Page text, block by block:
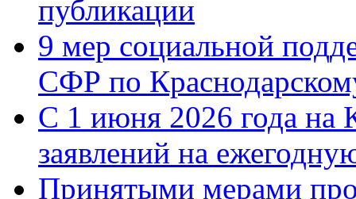
публикации
9 мер социальной
СФР по
С 1 июня 2026 года на
заявлений на
Принятыми мерами